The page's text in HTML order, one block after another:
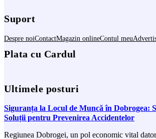
Suport
Despre noiContactMagazin onlineContul meu
Plata cu Cardul
Ultimele posturi
Siguranța la Locul de Muncă în Dobrogea:
Soluții pentru Prevenirea Accidentelor
Regiunea Dobrogei, un pol economic vital